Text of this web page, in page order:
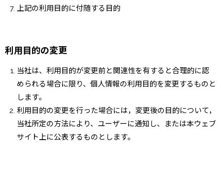
上記の利用目的に付随する目的
利用目的の変更
当社は、利用目的が変更前と関連性を有すると合理的に認
められる場合に限り、個人情報の利用目的を変更するものと
します。
利用目的の変更を行った場合には，変更後の目的について，
当社所定の方法により、ユーザーに通知し、または本ウェブ
サイト上に公表するものとします。